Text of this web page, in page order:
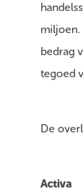
miljoen.
bedrag
tegoed
De
Activa